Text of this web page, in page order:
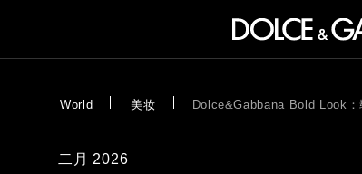
World 美妆 Dolce&Gabbana Bold Look
二月 2026